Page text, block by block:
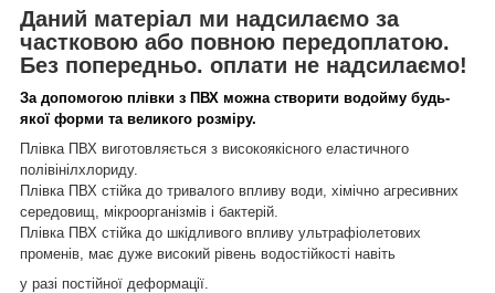
Даний матеріал ми надсилаємо за
частковою або повною передоплатою.
Без попередньо. оплати не надсилаємо!
За допомогою плівки з ПВХ можна створити водойму будь-
якої форми та великого розміру.
Плівка ПВХ виготовляється з високоякісного еластичного
полівінілхлориду.
Плівка ПВХ стійка до тривалого впливу води, хімічно агресивних
середовищ, мікроорганізмів і бактерій.
Плівка ПВХ стійка до шкідливого впливу ультрафіолетових
променів, має дуже високий рівень водостійкості навіть
у разі постійної деформації.